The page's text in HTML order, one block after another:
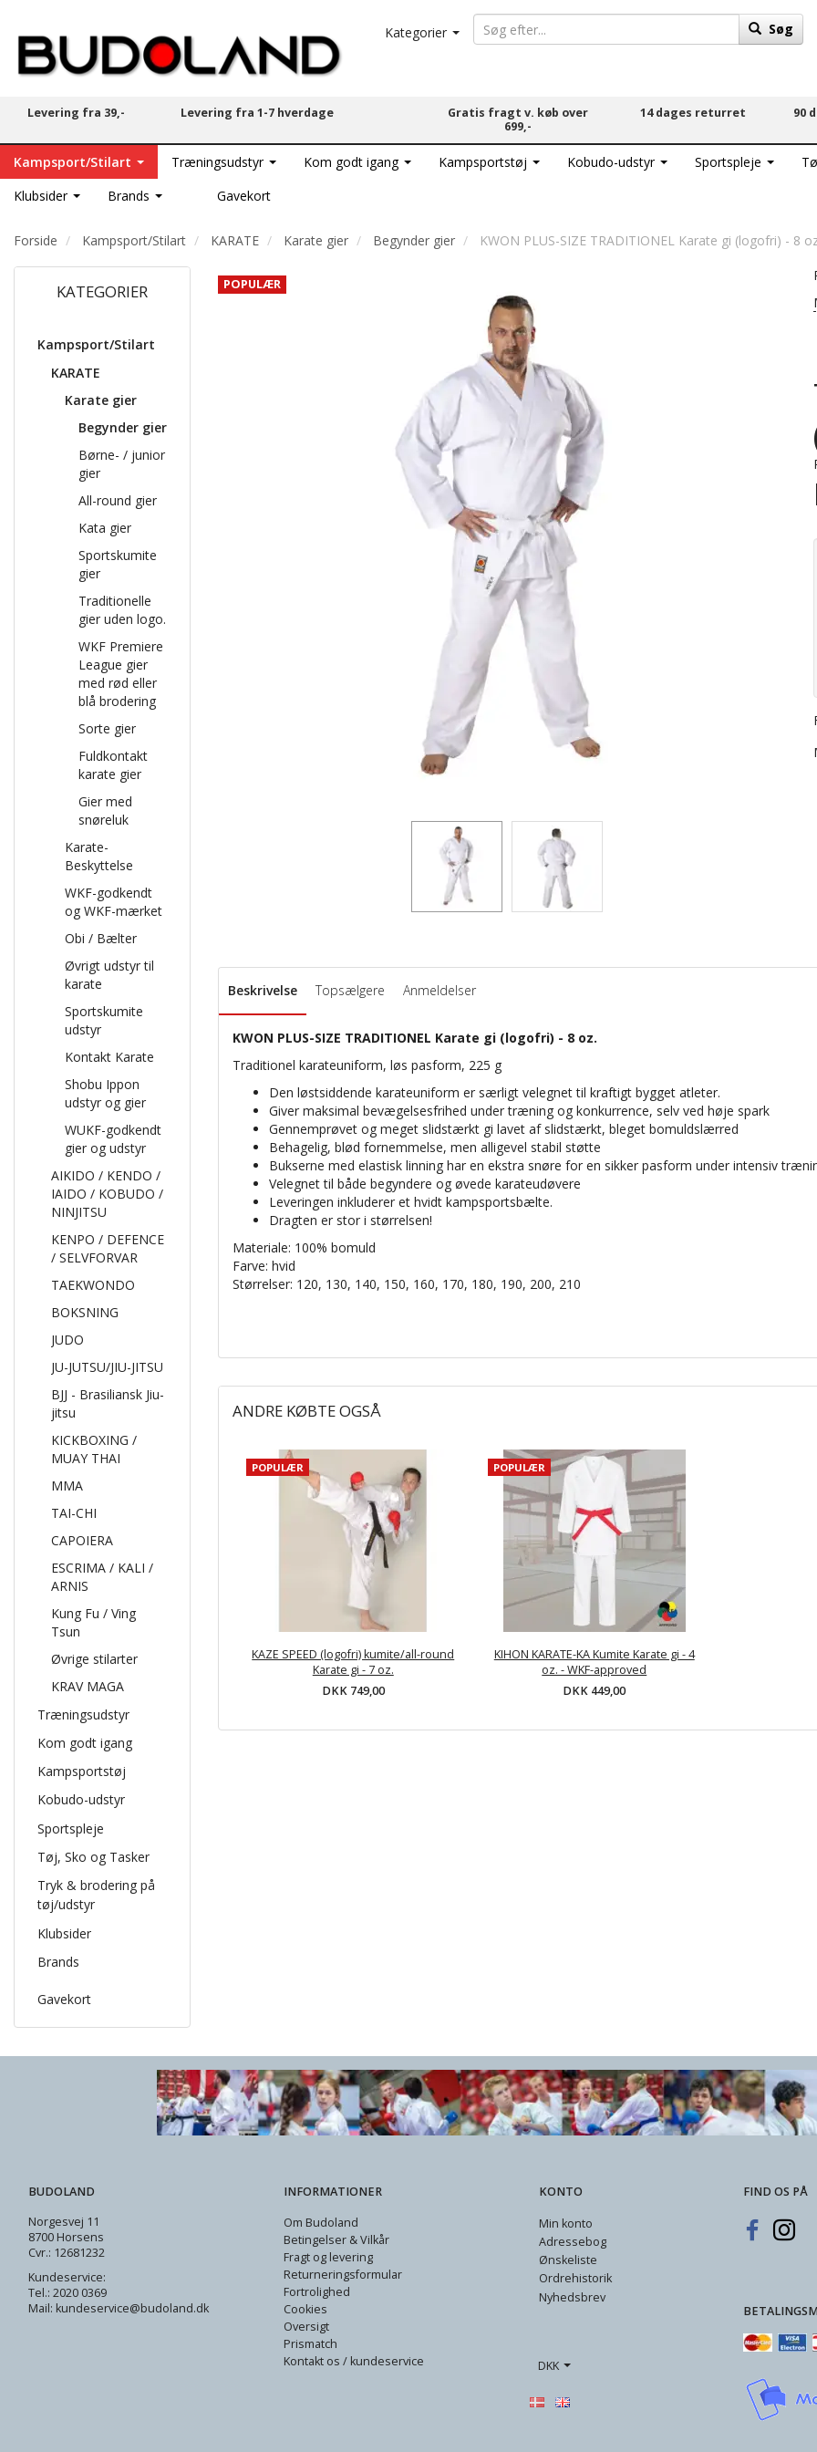
Kategorier Søg
Levering fra 39,- Levering fra 1-7 hverdage
Gratis fragt v. køb over
699,-
14 dages returret 90
Kampsport/Stilart Træningsudstyr Kom godt igang Kampsportstøj Kobudo-udstyr Sportspleje
Klubsider
Brands Gavekort
Forside Kampsport/Stilart KARATE Karate gier Begynder gier KWON PLUS-SIZE TRADITIONEL Karate gi (logofri) - 8
KATEGORIER
Kampsport/Stilart
KARATE
Karate gier
Begynder gier
Børne- / junior
gier
All-round gier
Kata gier
Sportskumite
gier
Traditionelle
gier uden logo.
WKF Premiere
League gier
med rød eller
blå brodering
Sorte gier
Fuldkontakt
karate gier
Gier med
snøreluk
Karate-
Beskyttelse
WKF-godkendt
og WKF-mærket
Obi / Bælter
Øvrigt udstyr til
karate
Sportskumite
udstyr
Kontakt Karate
Shobu Ippon
udstyr og gier
WUKF-godkendt
gier og udstyr
AIKIDO / KENDO /
IAIDO / KOBUDO /
NINJITSU
KENPO / DEFENCE
/ SELVFORVAR
TAEKWONDO
BOKSNING
JUDO
JU-JUTSU/JIU-JITSU
BJJ - Brasiliansk Jiu-
jitsu
KICKBOXING /
MUAY THAI
MMA
TAI-CHI
CAPOIERA
ESCRIMA / KALI /
ARNIS
Kung Fu / Ving
Tsun
Øvrige stilarter
KRAV MAGA
Træningsudstyr
Kom godt igang
Kampsportstøj
Kobudo-udstyr
Sportspleje
Tøj, Sko og Tasker
Tryk & brodering på
tøj/udstyr
Klubsider
Brands
Gavekort
POPULÆR
Beskrivelse Topsælgere Anmeldelser
KWON PLUS-SIZE TRADITIONEL Karate gi (logofri) - 8 oz.
Traditionel karateuniform, løs pasform, 225 g
Den løstsiddende karateuniform er særligt velegnet til kraftigt bygget atleter.
Giver maksimal bevægelsesfrihed under træning og konkurrence, selv ved høje spark
Gennemprøvet og meget slidstærkt gi lavet af slidstærkt, bleget bomuldslærred
Behagelig, blød fornemmelse, men alligevel stabil støtte
Bukserne med elastisk linning har en ekstra snøre for en sikker pasform under intensiv
Velegnet til både begyndere og øvede karateudøvere
Leveringen inkluderer et hvidt kampsportsbælte.
Dragten er stor i størrelsen!
Materiale: 100% bomuld
Farve: hvid
Størrelser: 120, 130, 140, 150, 160, 170, 180, 190, 200, 210
ANDRE KØBTE OGSÅ
POPULÆR
KAZE SPEED (logofri) kumite/all-round
Karate gi - 7 oz.
DKK 749,00
POPULÆR
KIHON KARATE-KA Kumite Karate gi - 4
oz. - WKF-approved
DKK 449,00
BUDOLAND
Norgesvej 11
8700 Horsens
Cvr.: 12681232
Kundeservice:
Tel.: 2020 0369
Mail: kundeservice@budoland.dk
INFORMATIONER
Om Budoland
Betingelser & Vilkår
Fragt og levering
Returneringsformular
Fortrolighed
Cookies
Oversigt
Prismatch
Kontakt os / kundeservice
KONTO
Min konto
Adressebog
Ønskeliste
Ordrehistorik
Nyhedsbrev
DKK
FIND OS PÅ